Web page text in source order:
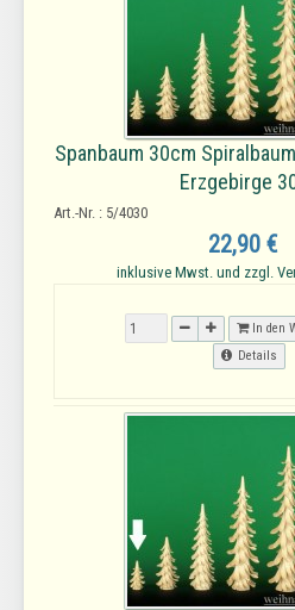
Spanbaum 30cm
Erzgebirge
Art.-Nr. : 5/4030
22,90 €
inklusive Mwst. und zzgl.
In den
Details